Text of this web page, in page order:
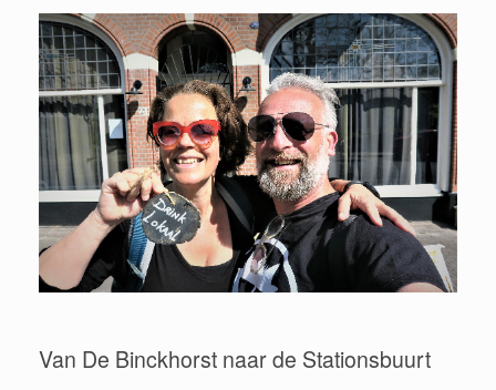
Van De Binckhorst naar de Stationsbuurt